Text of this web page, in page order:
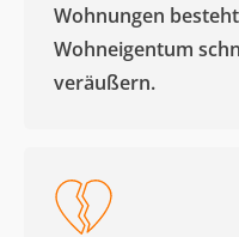
Wohnungen
Wohneigentum
veräußern. ​